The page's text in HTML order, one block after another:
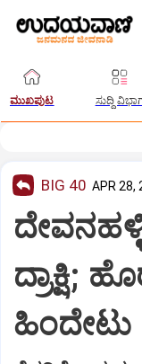
ಮುಖಪುಟ ಸುದ್ದಿ
BIG 40 APR 28,
ದ್ರಾಕ್ಷಿ;
ಹಿಂದೇಟು